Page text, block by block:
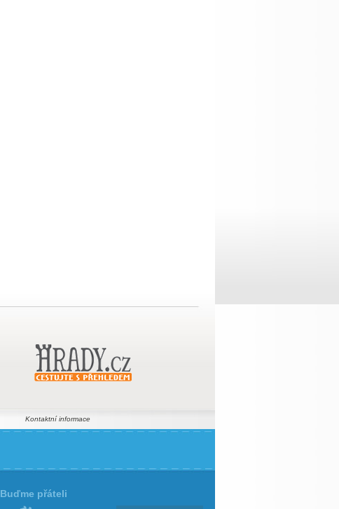
Kontaktní informace
Buďme přáteli